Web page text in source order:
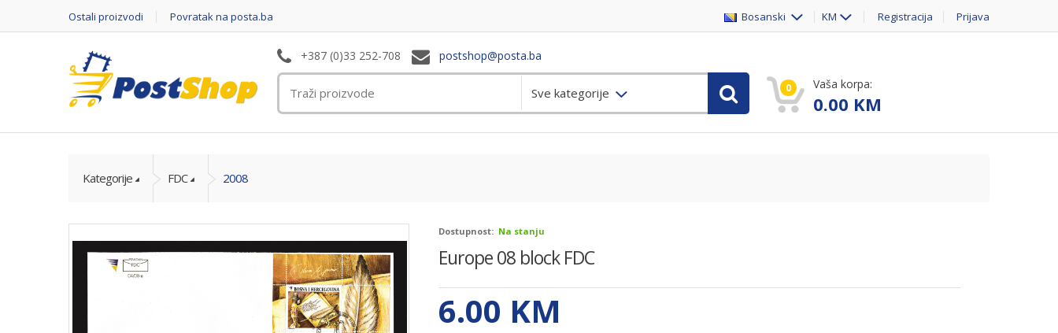
Ostali proizvodi Povratak na posta.ba Bosanski KM Registracija Prijava
+387 (0)33 252-708 postshop@posta.ba
Sve kategorije 0 Vaša korpa:
0.00 KM
Kategorije FDC 2008
Dostupnost: Na stanju
Europe 08 block FDC
6.00 KM